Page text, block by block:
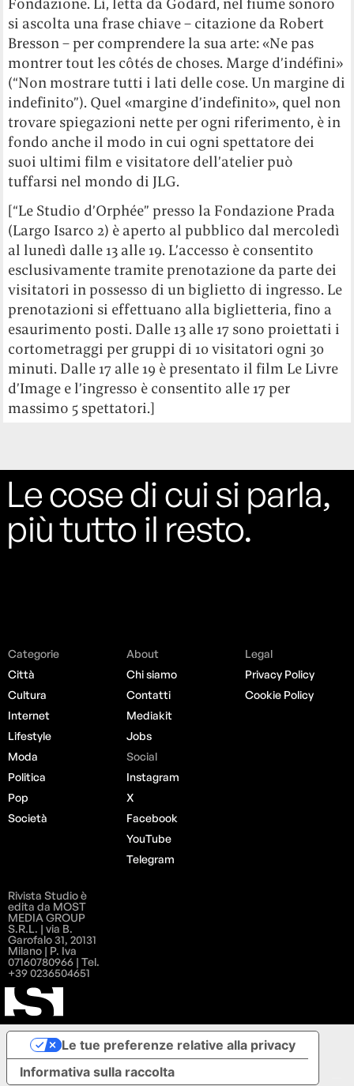
si ascolta una frase chiave – citazione da Robert
Bresson – per comprendere la sua arte: «Ne pas
montrer tout les côtés de choses. Marge d’indéfini»
(“Non mostrare tutti i lati delle cose. Un margine di
indefinito”). Quel «margine d’indefinito», quel non
trovare spiegazioni nette per ogni riferimento, è in
fondo anche il modo in cui ogni spettatore dei
suoi ultimi film e visitatore dell’atelier può
tuffarsi nel mondo di JLG.
[“Le Studio d’Orphée” presso la Fondazione Prada
(Largo Isarco 2) è aperto al pubblico dal mercoledì
al lunedì dalle 13 alle 19. L’accesso è consentito
esclusivamente tramite prenotazione da parte dei
visitatori in possesso di un biglietto di ingresso. Le
prenotazioni si effettuano alla biglietteria, fino a
esaurimento posti. Dalle 13 alle 17 sono proiettati i
cortometraggi per gruppi di 10 visitatori ogni 30
minuti. Dalle 17 alle 19 è presentato il film Le Livre
d’Image e l’ingresso è consentito alle 17 per
massimo 5 spettatori.]
Le cose di cui si parla,
più tutto il resto.
Categorie
Città
Cultura
Internet
Lifestyle
Moda
Politica
Pop
Società
About
Chi siamo
Contatti
Mediakit
Jobs
Social
Instagram
X
Facebook
YouTube
Telegram
Legal
Privacy Policy
Cookie Policy
Rivista Studio è
edita da MOST
MEDIA GROUP
S.R.L. | via B.
Garofalo 31, 20131
Milano | P. Iva
07160780966 | Tel.
+39 0236504651
Informativa sulla raccolta
Le tue preferenze relative alla privacy